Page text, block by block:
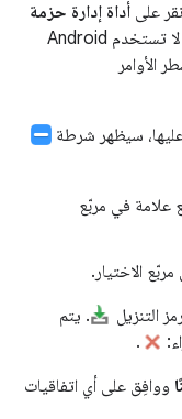
على أداة إدارة حزمة
في شريط الأدوات. إذا كنت لا تستخدم Android
سيظهر شرطة
علامة في مربّع
الاختيار.
التنزيل
. يتم
.
ووافِق على أي اتفاقيات